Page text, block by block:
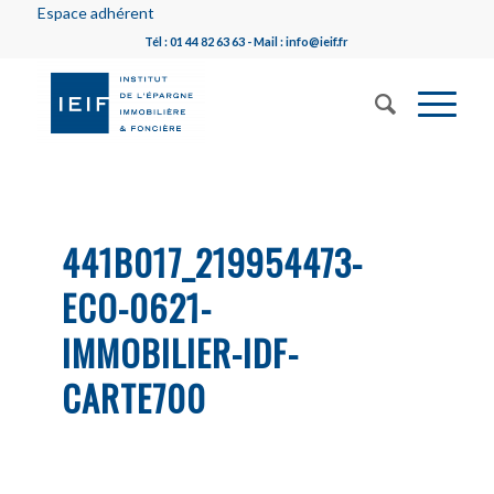
Espace adhérent
Tél : 01 44 82 63 63 - Mail : info@ieif.fr
441B017_219954473-
ECO-0621-
IMMOBILIER-IDF-
CARTE700